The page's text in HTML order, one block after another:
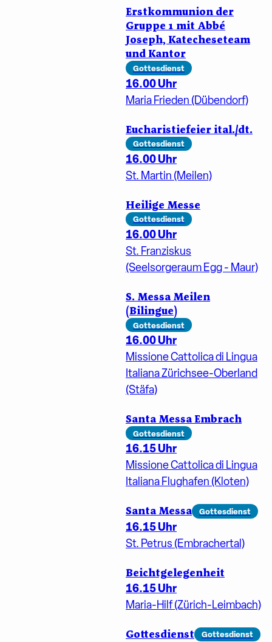
Erstkommunion der
Gruppe 1 mit Abbé
Joseph, Katecheseteam
und Kantor
Gottesdienst
16.00 Uhr
Maria Frieden (Dübendorf)
Eucharistiefeier ital./dt.
Gottesdienst
16.00 Uhr
St. Martin (Meilen)
Heilige Messe
Gottesdienst
16.00 Uhr
St. Franziskus
(Seelsorgeraum Egg - Maur)
S. Messa Meilen
(Bilingue)
Gottesdienst
16.00 Uhr
Missione Cattolica di Lingua
Italiana Zürichsee-Oberland
(Stäfa)
Santa Messa Embrach
Gottesdienst
16.15 Uhr
Missione Cattolica di Lingua
Italiana Flughafen (Kloten)
Santa Messa Gottesdienst
16.15 Uhr
St. Petrus (Embrachertal)
Beichtgelegenheit
16.15 Uhr
Maria-Hilf (Zürich-Leimbach)
Gottesdienst Gottesdienst